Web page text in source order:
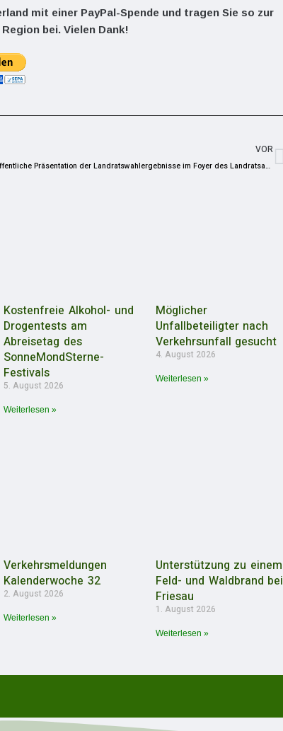
mit einer PayPal-Spende und tragen Sie so zur
bei. Vielen Dank!
VOR
Öffentliche Präsentation der Landratswahlergebnisse im Foyer des Landratsamtes Saale-Orla-Kreis in Schleiz
Kostenfreie Alkohol- und
Drogentests am
Abreisetag des
SonneMondSterne-
Festivals
5. August 2026
Weiterlesen »
Möglicher
Unfallbeteiligter nach
Verkehrsunfall gesucht
4. August 2026
Weiterlesen »
Verkehrsmeldungen
Kalenderwoche 32
2. August 2026
Weiterlesen »
Unterstützung zu einem
Feld- und Waldbrand bei
Friesau
1. August 2026
Weiterlesen »